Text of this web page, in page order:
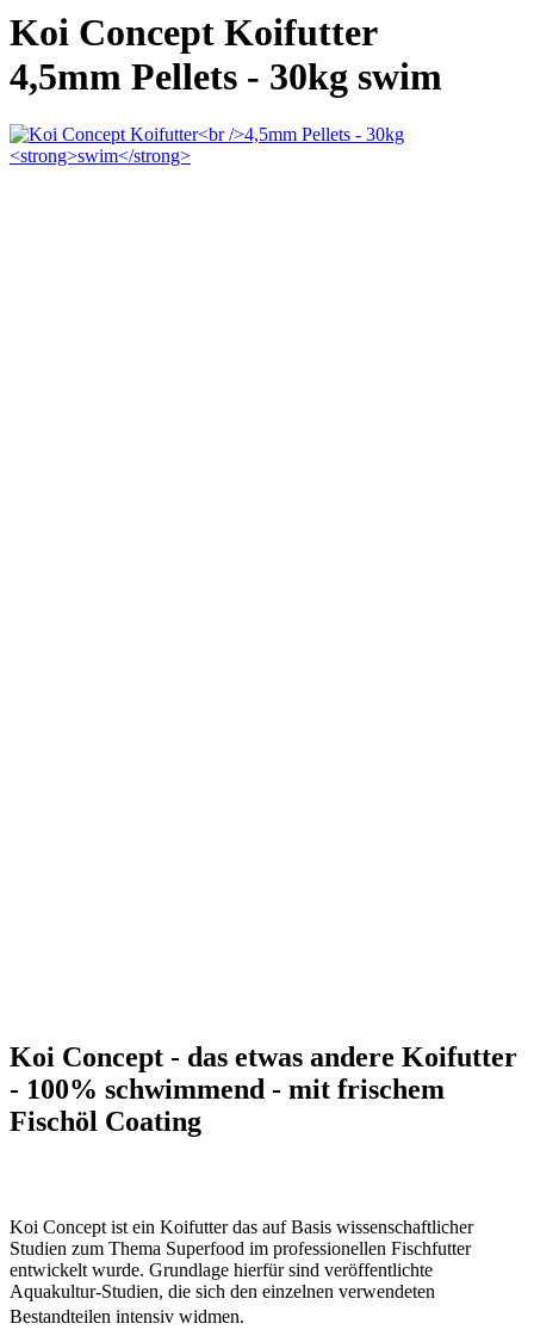
Koi Concept Koifutter
4,5mm Pellets - 30kg swim
Koi Concept - das etwas andere Koifutter
- 100% schwimmend - mit frischem
Fischöl Coating
Koi Concept ist ein Koifutter das auf Basis wissenschaftlicher
Studien zum Thema Superfood im professionellen Fischfutter
entwickelt wurde. Grundlage hierfür sind veröffentlichte
Aquakultur-Studien, die sich den einzelnen verwendeten
Bestandteilen intensiv widmen.